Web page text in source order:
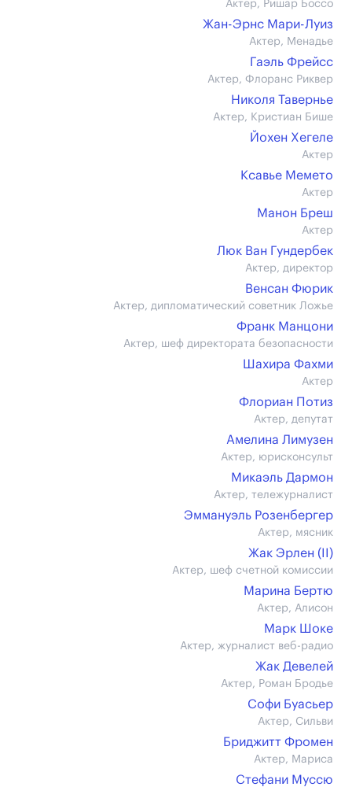
Актер, Ришар Боссо
Жан-Эрнс Мари-Луиз
Актер, Менадье
Гаэль Фрейсс
Актер, Флоранс Риквер
Николя Тавернье
Актер, Кристиан Бише
Йохен Хегеле
Актер
Ксавье Мемето
Актер
Манон Бреш
Актер
Люк Ван Гундербек
Актер, директор
Венсан Фюрик
Актер, дипломатический советник Ложье
Франк Манцони
Актер, шеф директората безопасности
Шахира Фахми
Актер
Флориан Потиз
Актер, депутат
Амелина Лимузен
Актер, юрисконсульт
Микаэль Дармон
Актер, тележурналист
Эммануэль Розенбергер
Актер, мясник
Жак Эрлен (II)
Актер, шеф счетной комиссии
Марина Бертю
Актер, Алисон
Марк Шоке
Актер, журналист веб-радио
Жак Девелей
Актер, Роман Бродье
Софи Буасьер
Актер, Сильви
Бриджитт Фромен
Актер, Мариса
Стефани Муссю